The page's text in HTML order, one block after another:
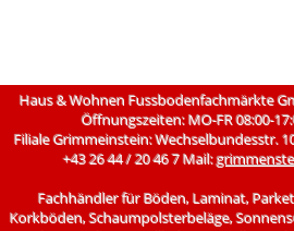
Haus & Wohnen Fussbodenfachmärkte
Öffnungszeiten: MO-FR 08:00-
Filiale Grimmeinstein: Wechselbundesstr.
+43 26 44 / 20 46 7 Mail:
Fachhändler für Böden, Laminat,
Korkböden, Schaumpolsterbeläge,